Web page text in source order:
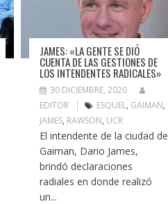
JAMES: «LA GENTE SE DIÓ
CUENTA DE LAS GESTIONES DE
LOS INTENDENTES RADICALES»
30 DICIEMBRE, 2020
EDITOR
ESQUEL, GAIMAN,
JAMES, RAWSON, UCR
El intendente de la ciudad de
Gaiman, Dario James,
brindó declaraciones
radiales en donde realizó
un...